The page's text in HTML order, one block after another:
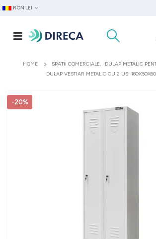
RON LEI
HOME SPATII COMERCIALE,
DULAP METALIC
DULAP VESTIAR METALIC CU 2 USI
-20%